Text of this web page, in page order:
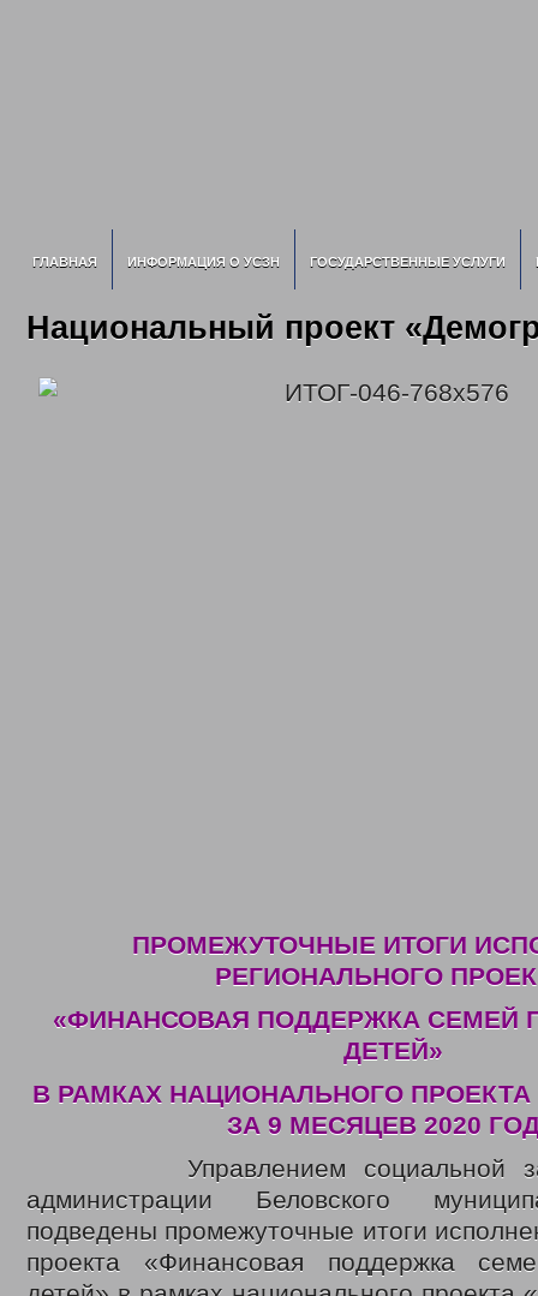
ГЛАВНАЯ ИНФОРМАЦИЯ О УСЗН ГОСУДАРСТВЕННЫЕ УСЛУГИ
Национальный проект
ПРОМЕЖУТОЧНЫЕ ИТОГИ
РЕГИОНАЛЬНОГО
«ФИНАНСОВАЯ ПОДДЕРЖКА СЕМЕЙ
ДЕТЕЙ»
В РАМКАХ НАЦИОНАЛЬНОГО
ЗА 9 МЕСЯЦЕВ 2020
Управлением социальной
администрации Беловского
подведены промежуточные итоги
проекта «Финансовая поддержка